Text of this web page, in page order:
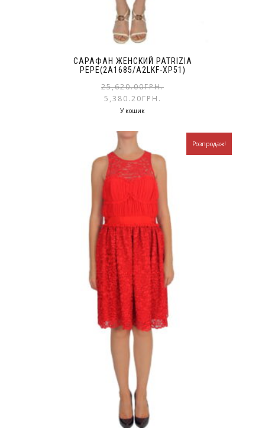
САРАФАН ЖЕНСКИЙ PATRIZIA
PEPE(2A1685/A2LKF-XP51)
25,620.00ГРН.
5,380.20ГРН.
У кошик
Розпродаж!